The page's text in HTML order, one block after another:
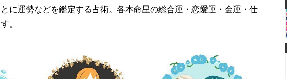
に運勢などを鑑定する占術。各本命星の総合運・恋愛運・金運・仕
。